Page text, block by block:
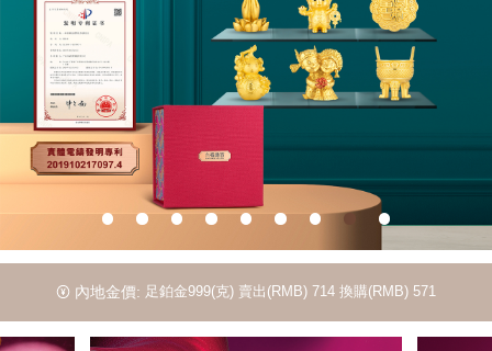
內地金價: 足鉑金999(克) 賣出(RMB) 714換購(RMB) 571